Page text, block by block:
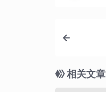
相关文章